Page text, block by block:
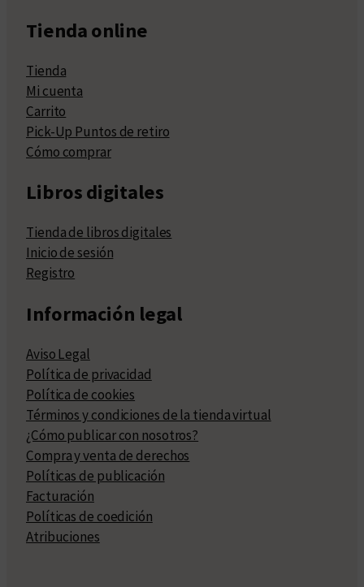
Tienda online
Tienda
Mi cuenta
Carrito
Pick-Up Puntos de retiro
Cómo comprar
Libros digitales
Tienda de libros digitales
Inicio de sesión
Registro
Información legal
Aviso Legal
Política de privacidad
Política de cookies
Términos y condiciones de la tienda virtual
¿Cómo publicar con nosotros?
Compra y venta de derechos
Políticas de publicación
Facturación
Políticas de coedición
Atribuciones